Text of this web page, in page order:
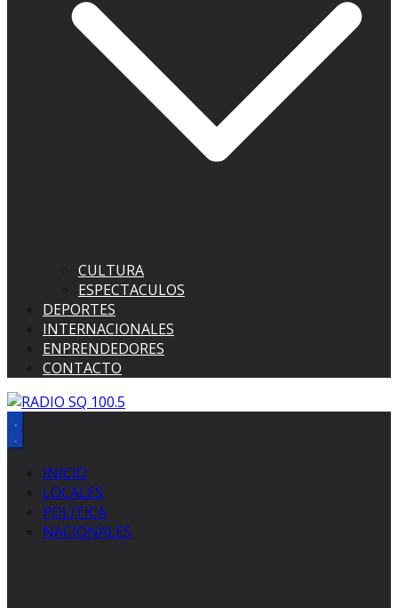
CULTURA
ESPECTACULOS
DEPORTES
INTERNACIONALES
ENPRENDEDORES
CONTACTO
INICIO
LOCALES
POLITICA
NACIONALES